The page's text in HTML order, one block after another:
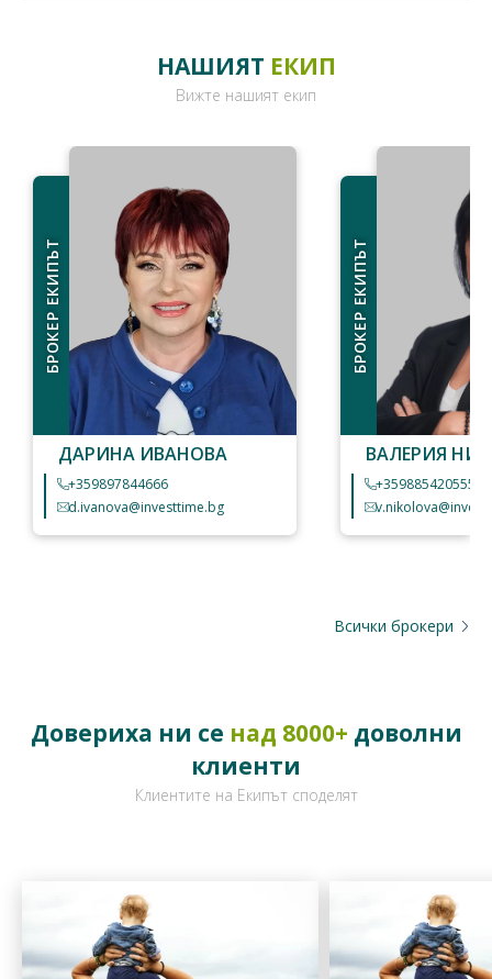
НАШИЯТ ЕКИП
Вижте нашият екип
БРОКЕР ЕКИПЪТ
ДАРИНА ИВАНОВА
+359897844666
d.ivanova@investtime.bg
БРОКЕР ЕКИПЪТ
ВАЛЕРИЯ
+359885420555
Всички брокери
Довериха ни се над 8000+ доволни
клиенти
Клиентите на Екипът споделят